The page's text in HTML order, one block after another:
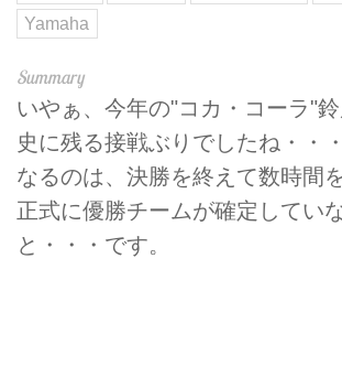
Yamaha
いやぁ、今年の"コカ・コーラ"
史に残る接戦ぶりでしたね・・
なるのは、決勝を終えて数時間
正式に優勝チームが確定してい
と・・・です。